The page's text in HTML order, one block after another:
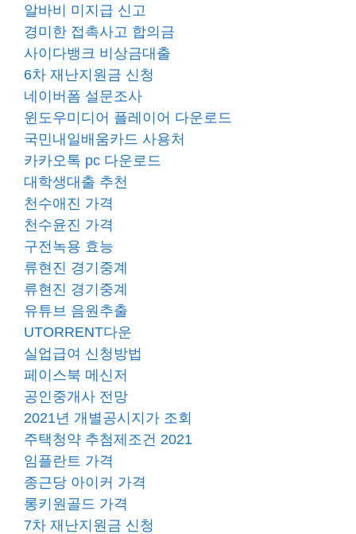
알바비 미지급 신고
경미한 접촉사고 합의금
사이다뱅크 비상금대출
6차 재난지원금 신청
네이버폼 설문조사
윈도우미디어 플레이어 다운로드
국민내일배움카드 사용처
카카오톡 pc 다운로드
대학생대출 추천
천수애진 가격
천수윤진 가격
구전녹용 효능
류현진 경기중계
류현진 경기중계
유튜브 음원추출
UTORRENT다운
실업급여 신청방법
페이스북 메신저
공인중개사 전망
2021년 개별공시지가 조회
주택청약 추첨제조건 2021
임플란트 가격
종근당 아이커 가격
롱키원골드 가격
7차 재난지원금 신청